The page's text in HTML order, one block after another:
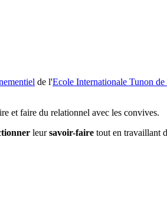
de l'Ecole Internationale Tunon de
et faire du relationnel avec les convives.
leursavoir-faire tout en travaillant